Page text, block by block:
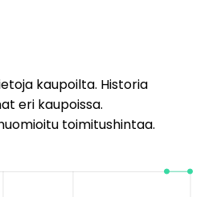
kaupoilta. Historia
eri kaupoissa.
toimitushintaa.